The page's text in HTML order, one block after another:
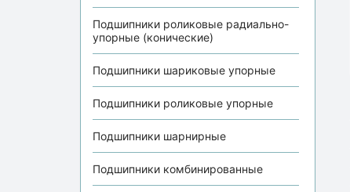
Подшипники роликовые радиально-
упорные (конические)
Подшипники шариковые упорные
Подшипники роликовые упорные
Подшипники шарнирные
Подшипники комбинированные